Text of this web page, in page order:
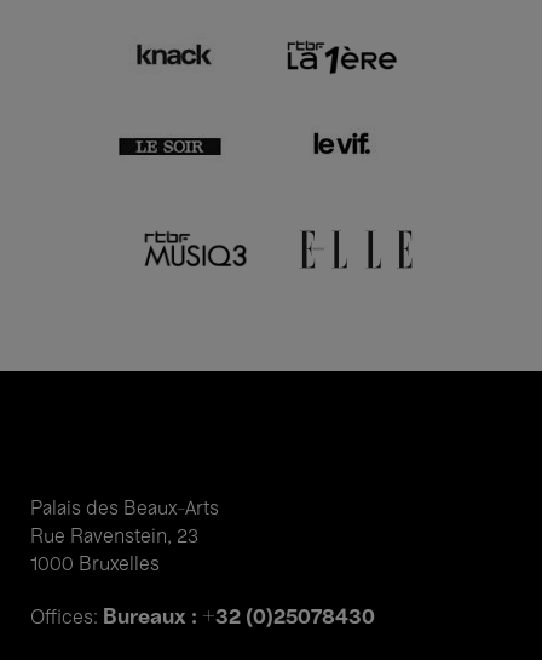
Palais des Beaux-Arts
Rue Ravenstein, 23
1000 Bruxelles
Offices: Bureaux : +32 (0)25078430